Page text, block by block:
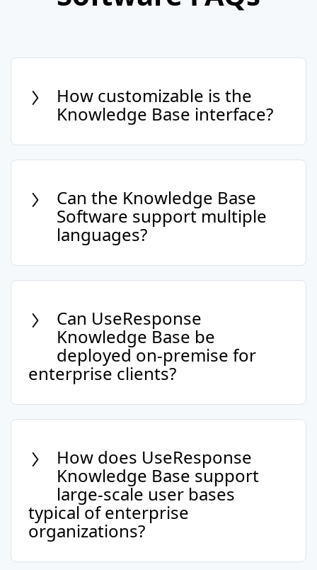
How customizable is the
Knowledge Base interface?
Our Knowledge Base Software offers
extensive customization options to
identity and meets your specific needs.
Can the Knowledge Base
Software support multiple
languages?
Yes, it's designed to cater to a global
audience with multi-language support,
preferred language.
Can UseResponse
Knowledge Base be
deployed on-premise for
enterprise clients?
Yes, our Knowledge Base Software offers
both cloud and on-premise deployment
infrastructure requirements of enterprise
clients.
How does UseResponse
Knowledge Base support
large-scale user bases
typical of enterprise
organizations?
Our platform is designed to scale